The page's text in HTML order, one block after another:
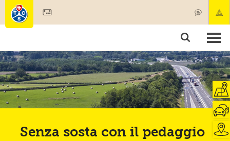
Societariato & prestazioni
Test, sicurezza & salute
Senza sosta con il pedaggio